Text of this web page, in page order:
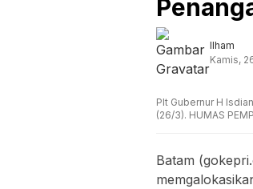
Ilham
Kamis,
Plt Gubernur H
(26/3). HUMAS
Batam